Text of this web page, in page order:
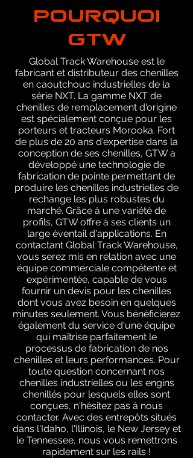
POURQUOI
GTW
Global Track Warehouse est le
fabricant et distributeur des chenilles
en caoutchouc industrielles de la
série NXT. La gamme NXT de
chenilles de remplacement d'origine
est spécialement conçue pour les
porteurs et tracteurs Morooka. Fort
de plus de 20 ans d'expertise dans la
conception de ses chenilles, GTW a
développé une technologie de
fabrication de pointe permettant de
produire les chenilles industrielles de
rechange les plus robustes du
marché. Grâce à une variété de
profils, GTW offre à ses clients un
large éventail d'applications. En
contactant Global Track Warehouse,
vous serez mis en relation avec une
équipe commerciale compétente et
expérimentée, capable de vous
fournir un devis pour les chenilles
dont vous avez besoin en quelques
minutes seulement. Vous bénéficierez
également du service d'une équipe
qui maîtrise parfaitement le
processus de fabrication de nos
chenilles et leurs performances. Pour
toute question concernant nos
chenilles industrielles ou les engins
chenillés pour lesquels elles sont
conçues, n'hésitez pas à nous
contacter. Avec des entrepôts situés
dans l'Idaho, l'Illinois, le New Jersey et
le Tennessee, nous vous remettrons
rapidement sur les rails !